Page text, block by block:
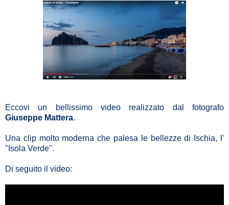
Eccovi un bellissimo video realizzato dal fotografo
Giuseppe Mattera.
Una clip molto moderna che palesa le bellezze di
Ischia, l'
"Isola Verde".
Di seguito il video: